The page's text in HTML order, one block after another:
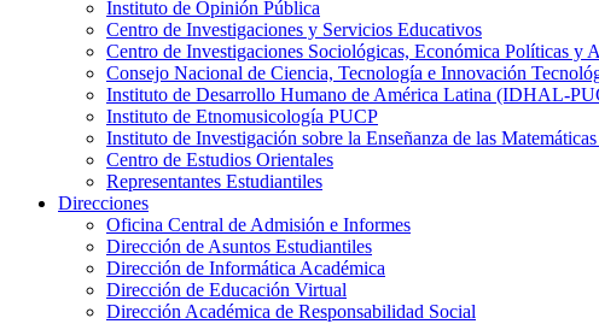
Instituto de Opinión Pública
Centro de Investigaciones y Servicios Educativos
Centro de Investigaciones Sociológicas, Económica Políticas y
Consejo Nacional de Ciencia, Tecnología e Innovación
Instituto de Desarrollo Humano de América Latina (IDHAL-
Instituto de Etnomusicología PUCP
Instituto de Investigación sobre la Enseñanza de las
Centro de Estudios Orientales
Representantes Estudiantiles
Direcciones
Oficina Central de Admisión e Informes
Dirección de Asuntos Estudiantiles
Dirección de Informática Académica
Dirección de Educación Virtual
Dirección Académica de Responsabilidad Social